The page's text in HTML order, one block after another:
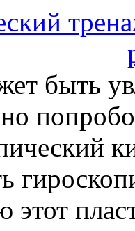
быть
этот